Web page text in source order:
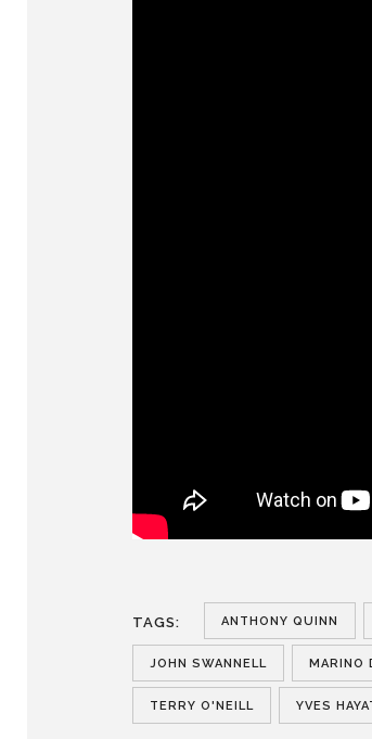
TAGS: ANTHONY QUINN
JOHN SWANNELL MARINO
TERRY O'NEILL YVES